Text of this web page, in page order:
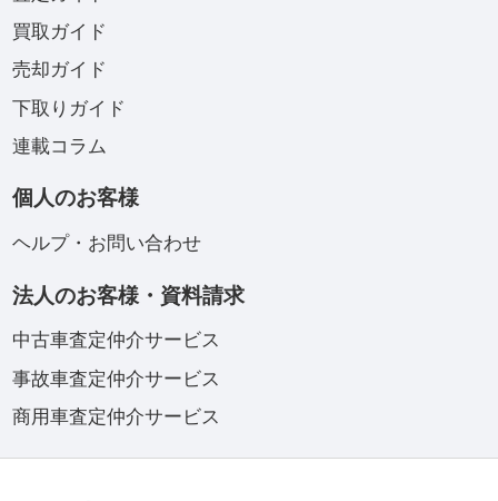
買取ガイド
売却ガイド
下取りガイド
連載コラム
個人のお客様
ヘルプ・お問い合わせ
法人のお客様・資料請求
中古車査定仲介サービス
事故車査定仲介サービス
商用車査定仲介サービス